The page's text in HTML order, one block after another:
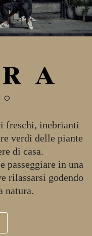
freschi, inebrianti
verdi delle piante
di casa.
passeggiare in una
rilassarsi godendo
natura.